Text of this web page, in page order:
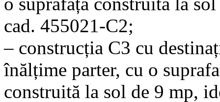
cad. 455021-C2;
– construcția C3 cu
înălțime parter, cu o
construită la sol de 9 mp,